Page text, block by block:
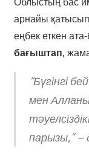
арнайы
еңбек еткен
бағыштап,
“Бүгінгі
мен
парызы,” –